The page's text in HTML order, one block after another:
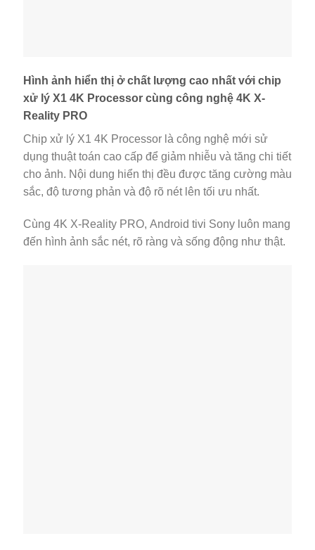
Hình ảnh hiển thị ở chất lượng cao nhất với chip
xử lý X1 4K Processor cùng công nghệ 4K X-
Reality PRO
Chip xử lý X1 4K Processor là công nghệ mới sử
dụng thuật toán cao cấp để giảm nhiễu và tăng chi tiết
cho ảnh. Nội dung hiển thị đều được tăng cường màu
sắc, độ tương phản và độ rõ nét lên tối ưu nhất.
Cùng 4K X-Reality PRO, Android tivi Sony luôn mang
đến hình ảnh sắc nét, rõ ràng và sống động như thật.